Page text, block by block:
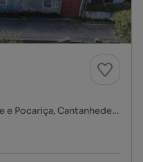
Rua Luís de Camões, Cantanhede e Pocariça, Cantanhede, Coimbra